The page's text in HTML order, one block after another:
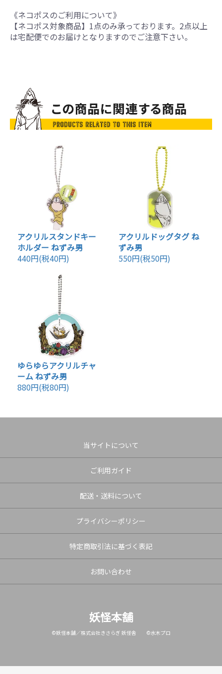
《ネコポスのご利用について》
【ネコポス対象商品】1点のみ承っております。2点以上
は宅配便でのお届けとなりますのでご注意下さい。
アクリルスタンドキー
ホルダー ねずみ男
440円(税40円)
アクリルドッグタグ ね
ずみ男
550円(税50円)
ゆらゆらアクリルチャ
ーム ねずみ男
880円(税80円)
当サイトについて
ご利用ガイド
配送・送料について
プライバシーポリシー
特定商取引法に基づく表記
お問い合わせ
妖怪本舗
©妖怪本舗／株式会社きさらぎ 妖怪舎 ©水木プロ